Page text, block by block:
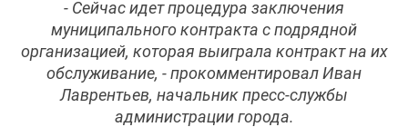
- Сейчас идет процедура заключения
муниципального контракта с подрядной
организацией, которая выиграла контракт на их
обслуживание, - прокомментировал Иван
Лаврентьев, начальник пресс-службы
администрации города.